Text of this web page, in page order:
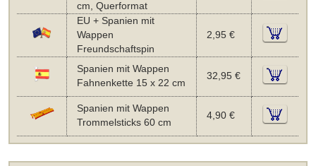
cm, Querformat
EU + Spanien mit
Wappen
Freundschaftspin
2,95 €
Spanien mit Wappen
Fahnenkette 15 x 22 cm
32,95 €
Spanien mit Wappen
Trommelsticks 60 cm
4,90 €